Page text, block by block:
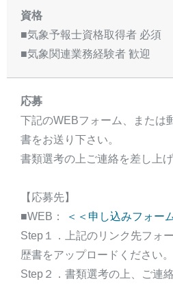
資格
■気象予報士資格取得者 必須
■気象関連業務経験者 歓迎
応募
下記のWEBフォーム、または
書をお送り下さい。
書類選考の上ご連絡を差し上げ
【応募先】
■WEB：
＜＜申し込みフォー
Step１．上記のリンク先フォ
歴書をアップロードください。
Step２．書類選考の上、ご連